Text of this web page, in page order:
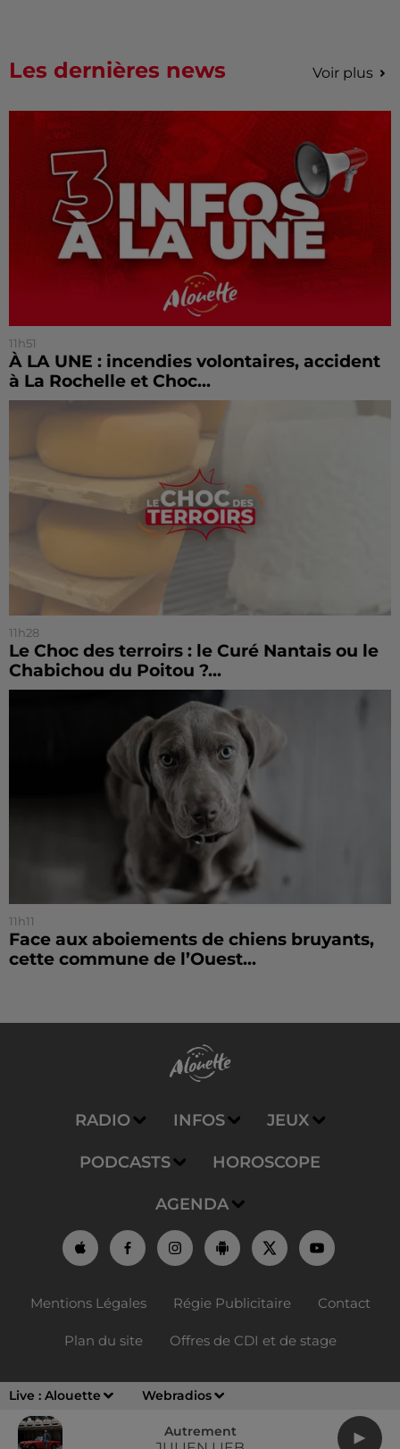
Live : Alouette Webradios
Autrement
Les dernières news Voir plus
11h51
À LA UNE : incendies volontaires, accident
à La Rochelle et Choc...
11h28
Le Choc des terroirs : le Curé Nantais ou le
Chabichou du Poitou ?...
11h11
Face aux aboiements de chiens bruyants,
cette commune de l’Ouest...
RADIO INFOS JEUX
PODCASTS HOROSCOPE
AGENDA
Mentions Légales Régie Publicitaire Contact
Plan du site Offres de CDI et de stage